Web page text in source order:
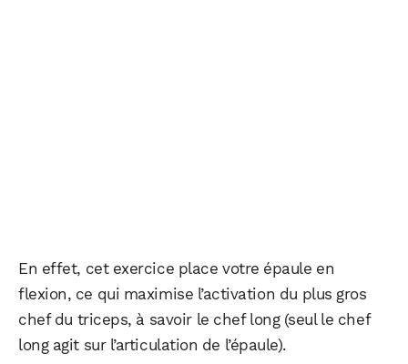
En effet, cet exercice place votre épaule en
flexion, ce qui maximise l’activation du plus gros
chef du triceps, à savoir le chef long (seul le chef
long agit sur l’articulation de l’épaule).